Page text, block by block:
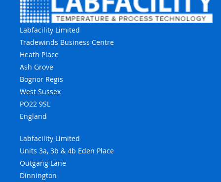
Labfacility Limited
Tradewinds Business Centre
Heath Place
Ash Grove
Bognor Regis
West Sussex
PO22 9SL
England
Labfacility Limited
Units 3a, 3b & 4b Eden Place
Outgang Lane
Dinnington